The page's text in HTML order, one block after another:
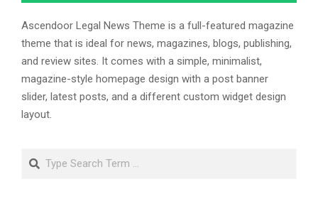
Ascendoor Legal News Theme is a full-featured magazine
theme that is ideal for news, magazines, blogs, publishing,
and review sites. It comes with a simple, minimalist,
magazine-style homepage design with a post banner
slider, latest posts, and a different custom widget design
layout.